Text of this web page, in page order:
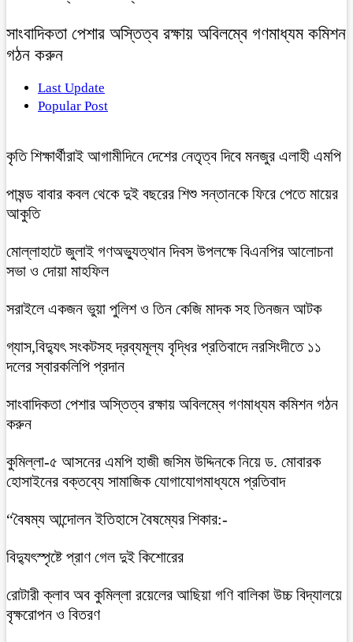
সাংবাদিকতা পেশার অস্তিত্ব রক্ষায় অবিলম্বে গণমাধ্যম কমিশন
গঠন করুন
Last Update
Popular Post
কৃতি শিক্ষার্থীরাই আগামীদিনে দেশের নেতৃত্ব দিবে মনজুর এলাহী এমপি
পাষন্ড বাবার কবল থেকে দুই বছরের শিশু সন্তানকে ফিরে পেতে মায়ের
আকুতি
মোল্লাহাটে জুলাই গণঅভ্যুত্থান দিবস উপলক্ষে বিএনপির আলোচনা
সভা ও দোয়া মাহফিল
সরাইলে একজন ভুয়া পুলিশ ও তিন কেজি মাদক সহ তিনজন আটক
গ্যাস,বিদ্যুৎ সংকটসহ দ্রব্যমূল্য বৃদ্ধির প্রতিবাদে নরসিংদীতে ১১
দলের স্বারকলিপি প্রদান
সাংবাদিকতা পেশার অস্তিত্ব রক্ষায় অবিলম্বে গণমাধ্যম কমিশন গঠন
করুন
কুমিল্লা-৫ আসনের এমপি হাজী জসিম উদ্দিনকে নিয়ে ড. মোবারক
হোসাইনের বক্তব্যে সামাজিক যোগাযোগমাধ্যমে প্রতিবাদ
“বৈষম্য আন্দোলন ইতিহাসে বৈষম্যের শিকার:-
বিদ্যুৎস্পৃষ্টে প্রাণ গেল দুই কিশোরের
রোটারী ক্লাব অব কুমিল্লা রয়েলের আছিয়া গণি বালিকা উচ্চ বিদ্যালয়ে
বৃক্ষরোপন ও বিতরণ